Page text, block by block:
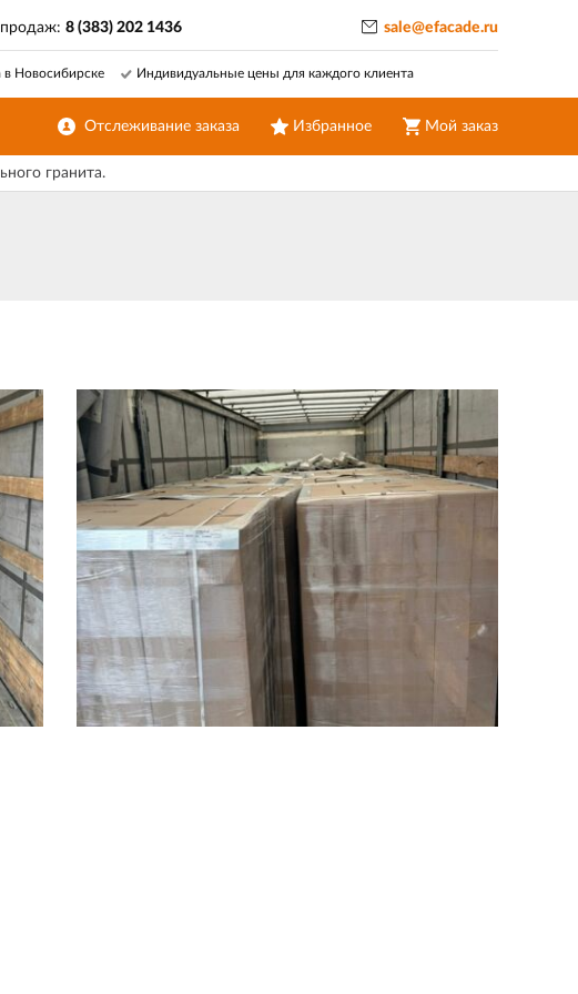
8 (383) 202 1436
Отслеживание заказа Избранное Мой заказ
в Новосибирске Индивидуальные цены для каждого клиента
sale@efacade.ru
гранита.